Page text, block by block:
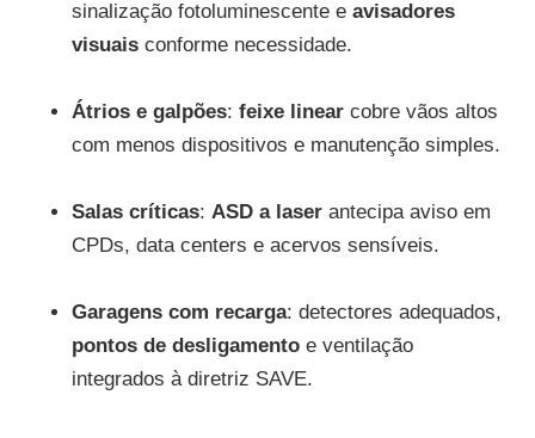
sinalização fotoluminescente e avisadores
visuais conforme necessidade.
Átrios e galpões: feixe linear cobre vãos altos
com menos dispositivos e manutenção simples.
Salas críticas: ASD a laser antecipa aviso em
CPDs, data centers e acervos sensíveis.
Garagens com recarga: detectores adequados,
pontos de desligamento e ventilação
integrados à diretriz SAVE.